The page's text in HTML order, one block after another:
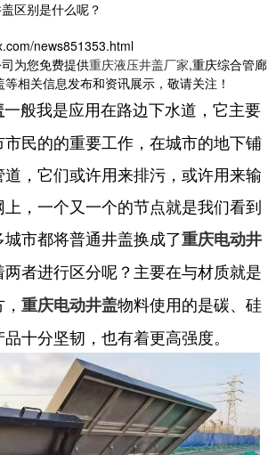
区别是什么呢？
news851353.html
为您免费提供重庆液压井盖厂家,重庆综合管廊
相关信息发布和资讯展示，敬请关注！
一般我是应用在路边下水道，它主要
民的的重要工作，在城市的地下铺
，它们或许用来排污，或许用来输
，一个又一个的节点就是我们看到
市都将普通井盖换成了重庆电动井
两者进行区分呢？主要在与材质就是
重庆电动井盖物料使用的是碳、硅
十分坚韧，也有着更高强度。